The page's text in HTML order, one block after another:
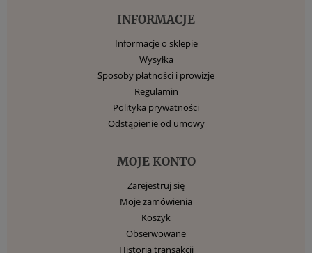
INFORMACJE
Informacje o sklepie
Wysyłka
Sposoby płatności i prowizje
Regulamin
Polityka prywatności
Odstąpienie od umowy
MOJE KONTO
Zarejestruj się
Moje zamówienia
Koszyk
Obserwowane
Historia transakcji